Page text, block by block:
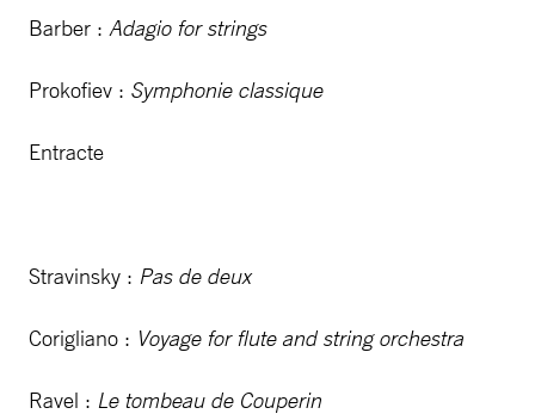
Barber : Adagio for strings
Prokofiev : Symphonie classique
Entracte
Stravinsky : Pas de deux
Corigliano : Voyage for flute and string orchestra
Ravel : Le tombeau de Couperin